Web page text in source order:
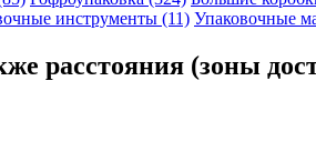
инструменты (11) Упаковочные
расстояния (зоны